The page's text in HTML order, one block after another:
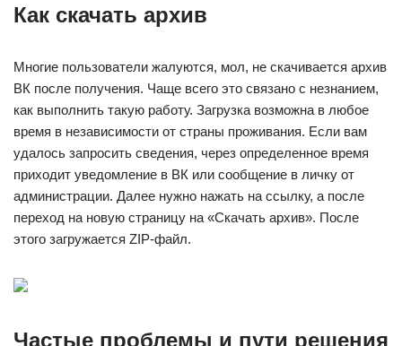
Как скачать архив
Многие пользователи жалуются, мол, не скачивается архив
ВК после получения. Чаще всего это связано с незнанием,
как выполнить такую работу. Загрузка возможна в любое
время в независимости от страны проживания. Если вам
удалось запросить сведения, через определенное время
приходит уведомление в ВК или сообщение в личку от
администрации. Далее нужно нажать на ссылку, а после
переход на новую страницу на «Скачать архив». После
этого загружается ZIP-файл.
Частые проблемы и пути решения